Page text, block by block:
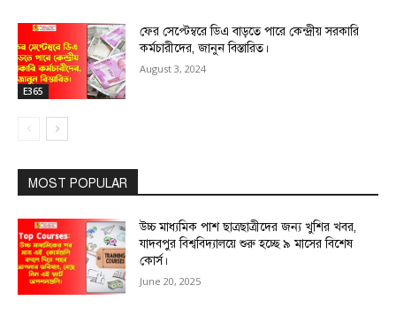
E365
ফের সেপ্টেম্বরে ডিএ বাড়তে পারে কেন্দ্রীয় সরকারি
কর্মচারীদের, জানুন বিস্তারিত।
August 3, 2024
MOST POPULAR
উচ্চ মাধ্যমিক পাশ ছাত্রছাত্রীদের জন্য খুশির খবর,
যাদবপুর বিশ্ববিদ্যালয়ে শুরু হচ্ছে ৯ মাসের বিশেষ
কোর্স।
June 20, 2025